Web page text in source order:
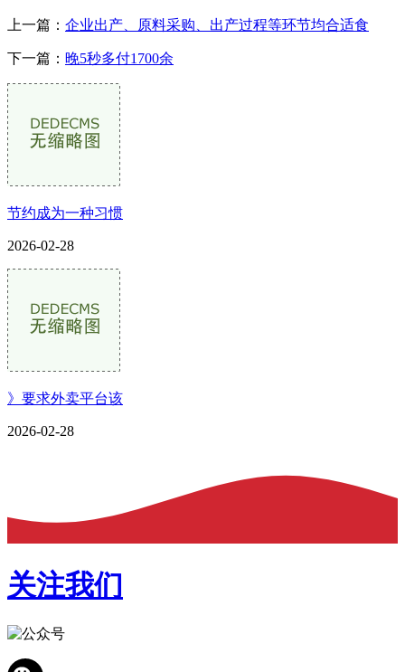
上一篇： 企业出产、原料采购、出产过程等环节均合适食
下一篇： 晚5秒多付1700余
节约成为一种习惯
2026-02-28
》要求外卖平台该
2026-02-28
关注我们